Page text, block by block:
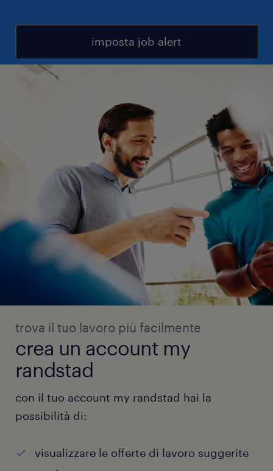
imposta job alert
trova il tuo lavoro più facilmente
crea un account my
randstad
con il tuo account my randstad hai la
possibilità di:
visualizzare le offerte di lavoro suggerite